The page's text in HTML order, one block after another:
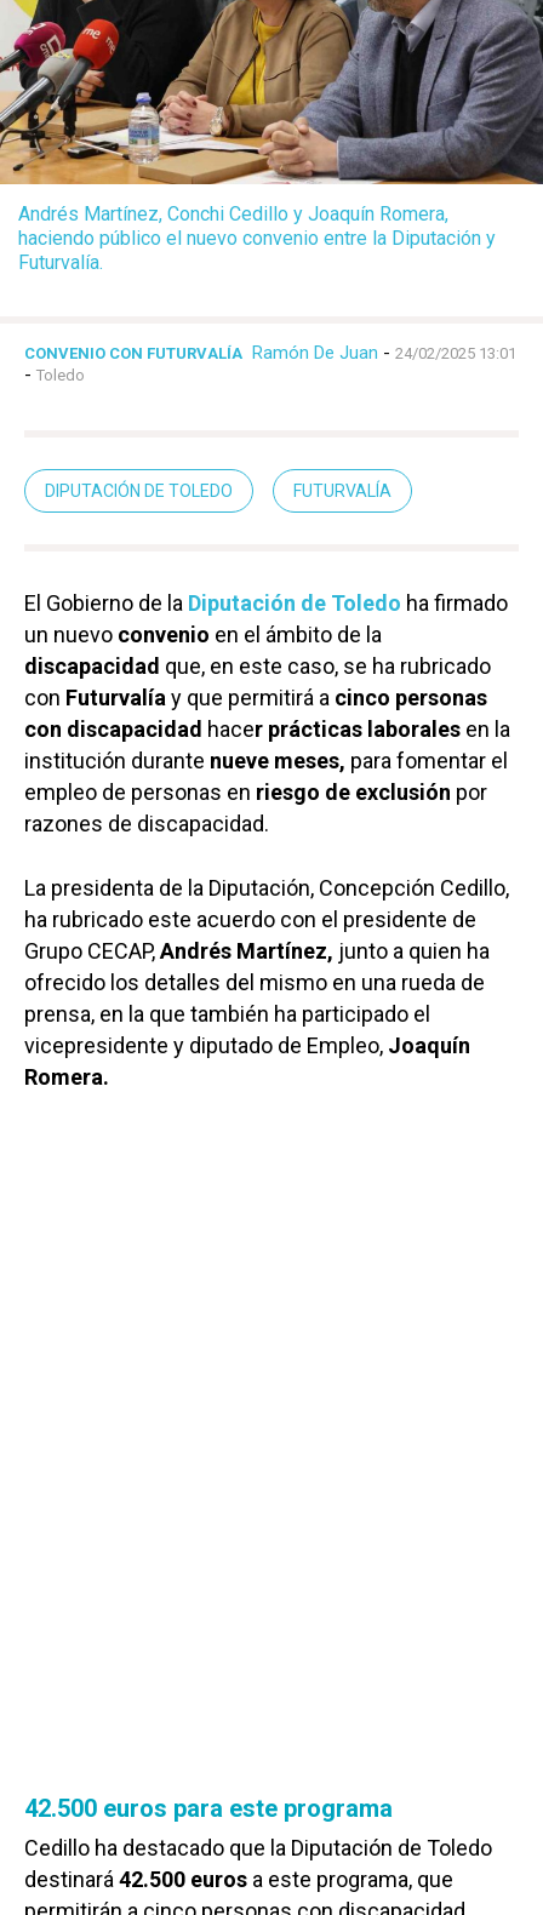
Andrés Martínez, Conchi Cedillo y Joaquín Romera,
haciendo público el nuevo convenio entre la Diputación y
Futurvalía.
CONVENIO CON FUTURVALÍA Ramón De Juan - 24/02/2025 13:01
- Toledo
DIPUTACIÓN DE TOLEDO FUTURVALÍA
El Gobierno de la Diputación de Toledo ha firmado
un nuevo convenio en el ámbito de la
discapacidad que, en este caso, se ha rubricado
con Futurvalía y que permitirá a cinco personas
con discapacidad hacer prácticas laborales en la
institución durante nueve meses, para fomentar el
empleo de personas en riesgo de exclusión por
razones de discapacidad.
La presidenta de la Diputación, Concepción Cedillo,
ha rubricado este acuerdo con el presidente de
Grupo CECAP,Andrés Martínez, junto a quien ha
ofrecido los detalles del mismo en una rueda de
prensa, en la que también ha participado el
vicepresidente y diputado de Empleo, Joaquín
Romera.
42.500 euros para este programa
Cedillo ha destacado que la Diputación de Toledo
destinará 42.500 euros a este programa, que